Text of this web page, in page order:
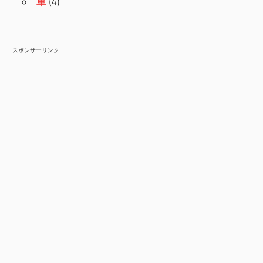
スポンサーリンク